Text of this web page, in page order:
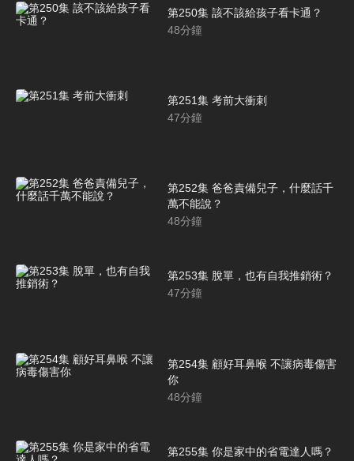
第250集 該不該給孩子看卡通？
48分鐘
第251集 考前大衝刺
47分鐘
第252集 爸爸責備兒子，什麼話千
萬不能說？
48分鐘
第253集 脫單，也有自我推銷術？
47分鐘
第254集 顧好耳鼻喉 不讓病毒傷害
你
48分鐘
第255集 你是家中的省電達人嗎？